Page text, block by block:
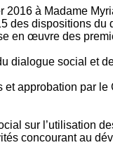
à Madame
dispositions
en œuvre des
dialogue social et
approbation par
sur l’utilisation
concourant au